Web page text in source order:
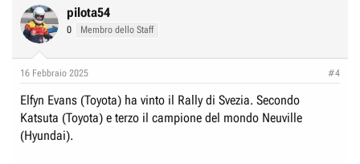
pilota54
0 Membro dello Staff
16 Febbraio 2025 #4
Elfyn Evans (Toyota) ha vinto il Rally di Svezia. Secondo
Katsuta (Toyota) e terzo il campione del mondo Neuville
(Hyundai).